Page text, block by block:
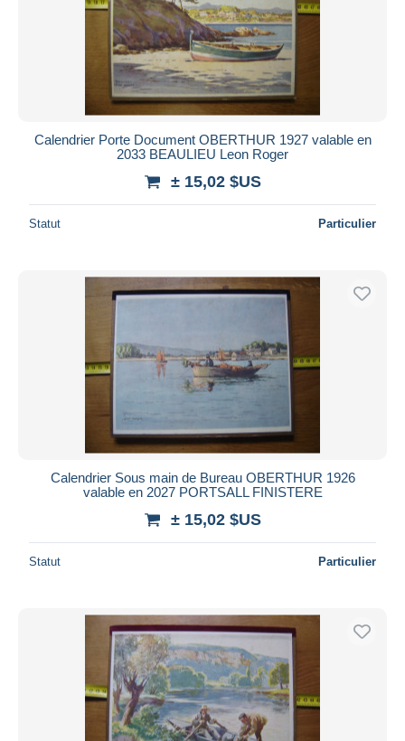
Calendrier Porte Document OBERTHUR 1927 valable en
2033 BEAULIEU Leon Roger
± 15,02 $US
Statut Particulier
Calendrier Sous main de Bureau OBERTHUR 1926
valable en 2027 PORTSALL FINISTERE
± 15,02 $US
Statut Particulier